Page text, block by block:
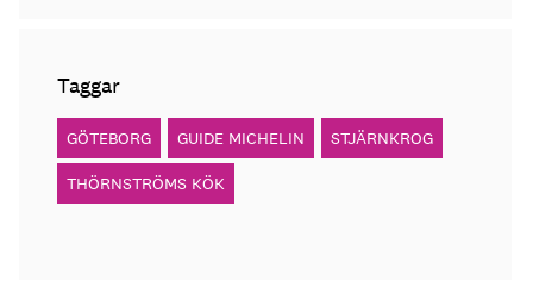
Taggar
GÖTEBORG GUIDE MICHELIN STJÄRNKROG
THÖRNSTRÖMS KÖK